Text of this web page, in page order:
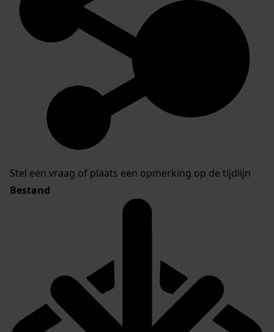
Stel een vraag of plaats een opmerking op de tijdlijn
Bestand